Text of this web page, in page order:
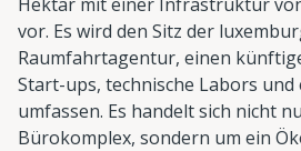
vor. Es wird den Sitz der
Raumfahrtagentur, einen
Start-ups, technische Labors
umfassen. Es handelt sich nicht
Bürokomplex, sondern um ein